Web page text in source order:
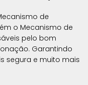
de
o Mecanismo de
pelo bom
Garantindo
segura e muito mais